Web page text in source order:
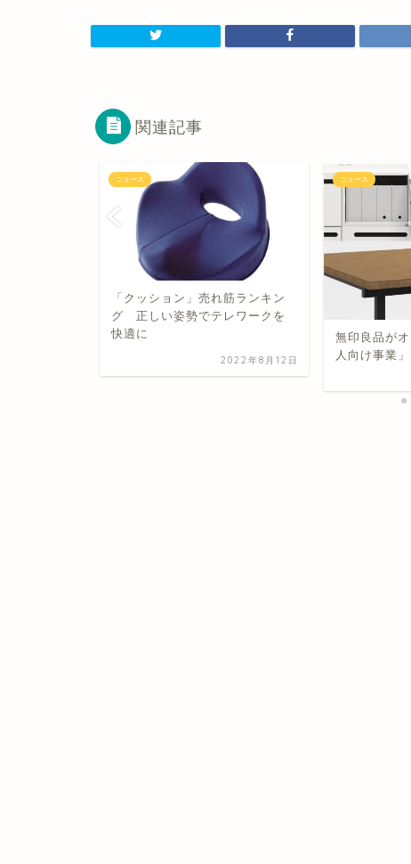
関連記事
ニュース
「クッション」売れ筋ランキン
グ 正しい姿勢でテレワークを
快適に
2022年8月12日
ニュース
無印良品が
人向け事業